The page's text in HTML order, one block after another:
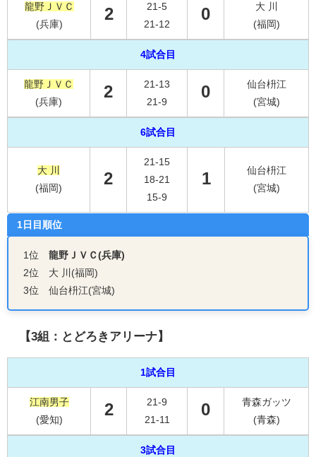
龍野ＪＶＣ
(兵庫)
2
21-5
21-12
0
大 川
(福岡)
4試合目
龍野ＪＶＣ
(兵庫)
2
21-13
21-9
0
仙台枡江
(宮城)
6試合目
大 川
(福岡)
2
21-15
18-21
15-9
1
仙台枡江
(宮城)
1日目順位
1位 龍野ＪＶＣ(兵庫)
2位 大 川(福岡)
3位 仙台枡江(宮城)
【3組：とどろきアリーナ】
1試合目
江南男子
(愛知)
2
21-9
21-11
0
青森ガッツ
(青森)
3試合目